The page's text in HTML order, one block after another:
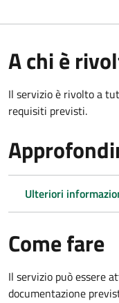
A chi è
Il servizio è rivolto a
requisiti previsti.
Ulteriori
Come fare
Il servizio può essere
documentazione